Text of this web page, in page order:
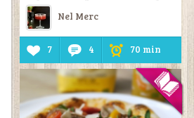
Nel Merc
7 4 70 min